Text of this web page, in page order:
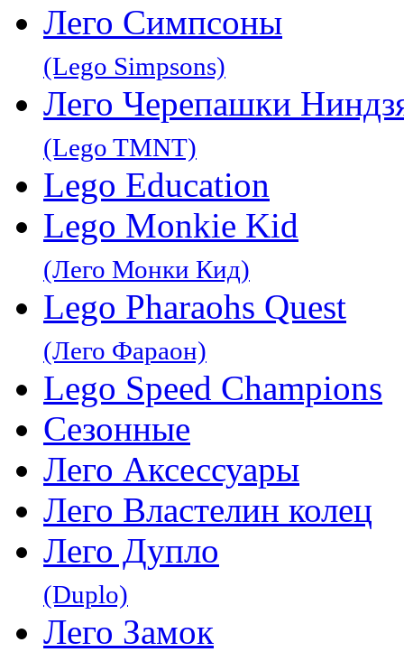
Лего Симпсоны
(Lego Simpsons)
Лего Черепашки
(Lego TMNT)
Lego Education
Lego Monkie Kid
(Лего Монки Кид)
Lego Pharaohs Quest
(Лего Фараон)
Lego Speed Champions
Сезонные
Лего Аксессуары
Лего Властелин колец
Лего Дупло
(Duplo)
Лего Замок